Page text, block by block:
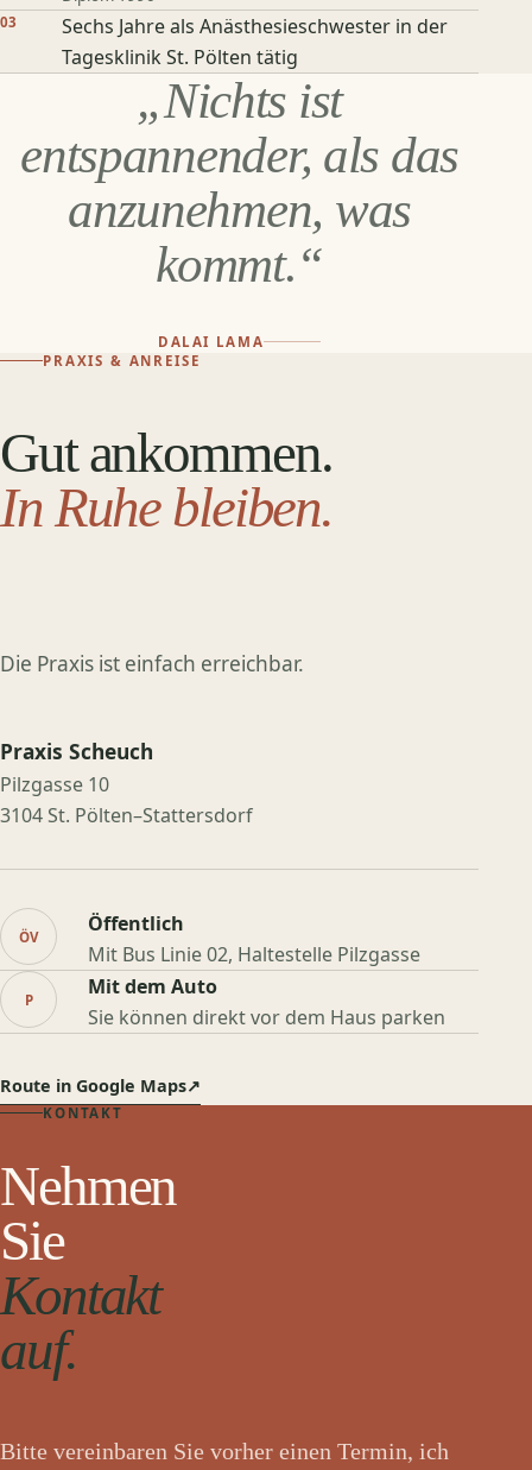
03
Sechs Jahre als Anästhesieschwester in der
Tagesklinik St. Pölten tätig
„Nichts ist
entspannender, als das
anzunehmen, was
kommt.“
DALAI LAMA
PRAXIS & ANREISE
Gut ankommen.
In Ruhe bleiben.
Die Praxis ist einfach erreichbar.
Praxis Scheuch
Pilzgasse 10
3104 St. Pölten–Stattersdorf
ÖV
Öffentlich
Mit Bus Linie 02, Haltestelle Pilzgasse
P
Mit dem Auto
Sie können direkt vor dem Haus parken
Route in Google Maps↗
KONTAKT
Nehmen
Sie
Kontakt
auf.
Bitte vereinbaren Sie vorher einen Termin, ich